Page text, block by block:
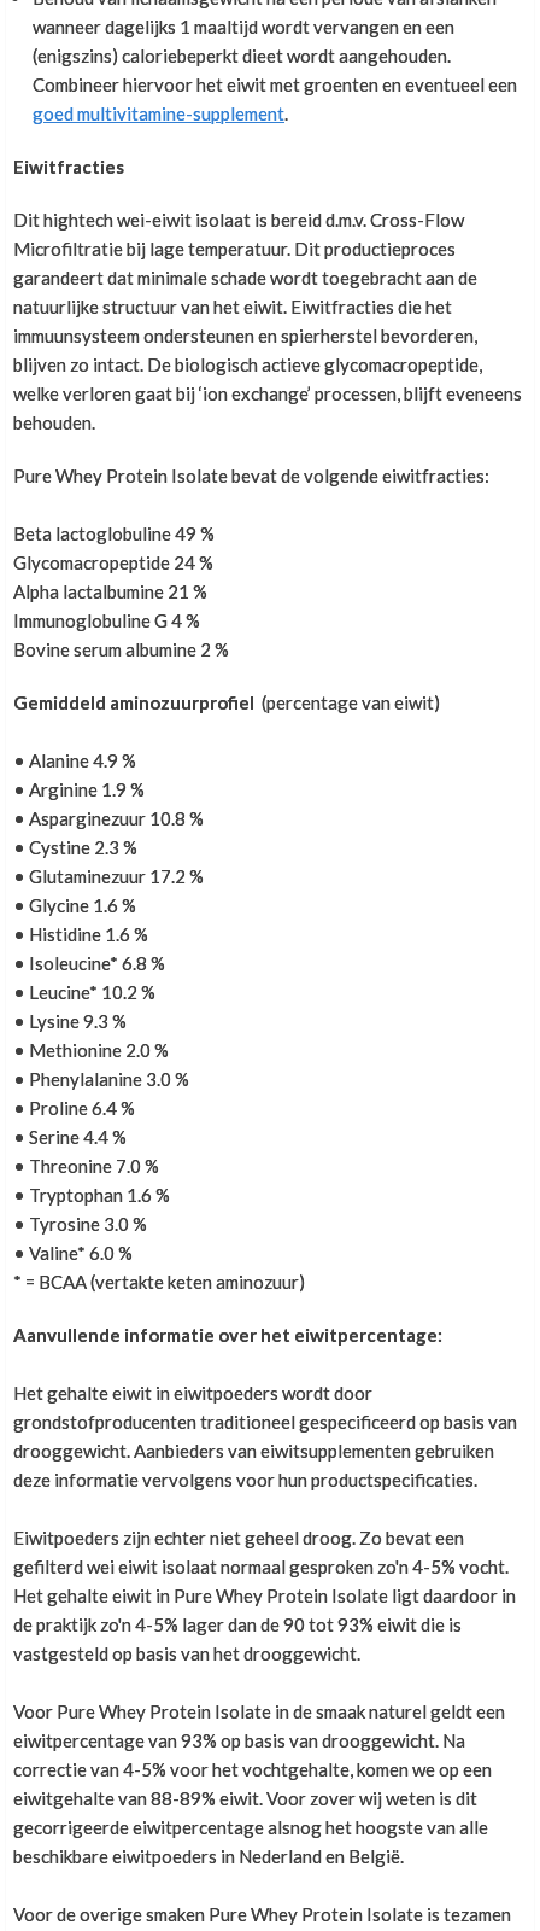
wanneer dagelijks 1 maaltijd wordt vervangen en een
(enigszins) caloriebeperkt dieet wordt aangehouden.
Combineer hiervoor het eiwit met groenten en eventueel een
goed multivitamine-supplement.
Eiwitfracties
Dit hightech wei-eiwit isolaat is bereid d.m.v. Cross-Flow
Microfiltratie bij lage temperatuur. Dit productieproces
garandeert dat minimale schade wordt toegebracht aan de
natuurlijke structuur van het eiwit. Eiwitfracties die het
immuunsysteem ondersteunen en spierherstel bevorderen,
blijven zo intact. De biologisch actieve glycomacropeptide,
welke verloren gaat bij ‘ion exchange’ processen, blijft eveneens
behouden.
Pure Whey Protein Isolate bevat de volgende eiwitfracties:
Beta lactoglobuline 49 %
Glycomacropeptide 24 %
Alpha lactalbumine 21 %
Immunoglobuline G 4 %
Bovine serum albumine 2 %
Gemiddeld aminozuurprofiel (percentage van eiwit)
• Alanine 4.9 %
• Arginine 1.9 %
• Asparginezuur 10.8 %
• Cystine 2.3 %
• Glutaminezuur 17.2 %
• Glycine 1.6 %
• Histidine 1.6 %
• Isoleucine* 6.8 %
• Leucine* 10.2 %
• Lysine 9.3 %
• Methionine 2.0 %
• Phenylalanine 3.0 %
• Proline 6.4 %
• Serine 4.4 %
• Threonine 7.0 %
• Tryptophan 1.6 %
• Tyrosine 3.0 %
• Valine* 6.0 %
* = BCAA (vertakte keten aminozuur)
Aanvullende informatie over het eiwitpercentage:
Het gehalte eiwit in eiwitpoeders wordt door
grondstofproducenten traditioneel gespecificeerd op basis van
drooggewicht. Aanbieders van eiwitsupplementen gebruiken
deze informatie vervolgens voor hun productspecificaties.
Eiwitpoeders zijn echter niet geheel droog. Zo bevat een
gefilterd wei eiwit isolaat normaal gesproken zo'n 4-5% vocht.
Het gehalte eiwit in Pure Whey Protein Isolate ligt daardoor in
de praktijk zo'n 4-5% lager dan de 90 tot 93% eiwit die is
vastgesteld op basis van het drooggewicht.
Voor Pure Whey Protein Isolate in de smaak naturel geldt een
eiwitpercentage van 93% op basis van drooggewicht. Na
correctie van 4-5% voor het vochtgehalte, komen we op een
eiwitgehalte van 88-89% eiwit. Voor zover wij weten is dit
gecorrigeerde eiwitpercentage alsnog het hoogste van alle
beschikbare eiwitpoeders in Nederland en België.
Voor de overige smaken Pure Whey Protein Isolate is tezamen
Natuurlijke smaak, niet te zoet
Super chill spul. Natuurlijke smaak, niet te zoet. Goed te
in zit als zoetstof ipv al die andere meuk :p
Niet te zoet
Leticia Kijf,11 december 2024
Best whey die ik heb gebruikt. Los makkelijk op en het is
niet te zoet. Ik heb altijd het smaak vanilla stevia.
Meer recensies
lichaamsvetpercentage te verlagen.
fietsen nog wel redelijk goed zou werken is als je met
intervallen korte sprintjes doet. Bijvoorbeeld 10 tot
20 seconden voluit en dan een minuut rustig aan. Dit
kan je 4 tot 8 keer herhalen.